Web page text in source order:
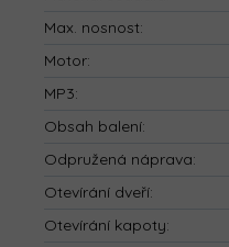
Max. nosnost:
Motor:
MP3:
Obsah balení:
Odpružená náprava:
Otevírání dveří:
Otevírání kapoty: